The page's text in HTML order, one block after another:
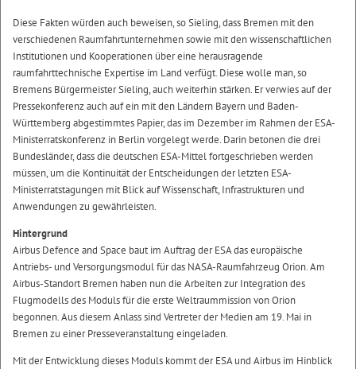
Diese Fakten würden auch beweisen, so Sieling, dass Bremen mit den
verschiedenen Raumfahrtunternehmen sowie mit den wissenschaftlichen
Institutionen und Kooperationen über eine herausragende
raumfahrttechnische Expertise im Land verfügt. Diese wolle man, so
Bremens Bürgermeister Sieling, auch weiterhin stärken. Er verwies auf der
Pressekonferenz auch auf ein mit den Ländern Bayern und Baden-
Württemberg abgestimmtes Papier, das im Dezember im Rahmen der ESA-
Ministerratskonferenz in Berlin vorgelegt werde. Darin betonen die drei
Bundesländer, dass die deutschen ESA-Mittel fortgeschrieben werden
müssen, um die Kontinuität der Entscheidungen der letzten ESA-
Ministerratstagungen mit Blick auf Wissenschaft, Infrastrukturen und
Anwendungen zu gewährleisten.
Hintergrund
Airbus Defence and Space baut im Auftrag der ESA das europäische
Antriebs- und Versorgungsmodul für das NASA-Raumfahrzeug Orion. Am
Airbus-Standort Bremen haben nun die Arbeiten zur Integration des
Flugmodells des Moduls für die erste Weltraummission von Orion
begonnen. Aus diesem Anlass sind Vertreter der Medien am 19. Mai in
Bremen zu einer Presseveranstaltung eingeladen.
Mit der Entwicklung dieses Moduls kommt der ESA und Airbus im Hinblick